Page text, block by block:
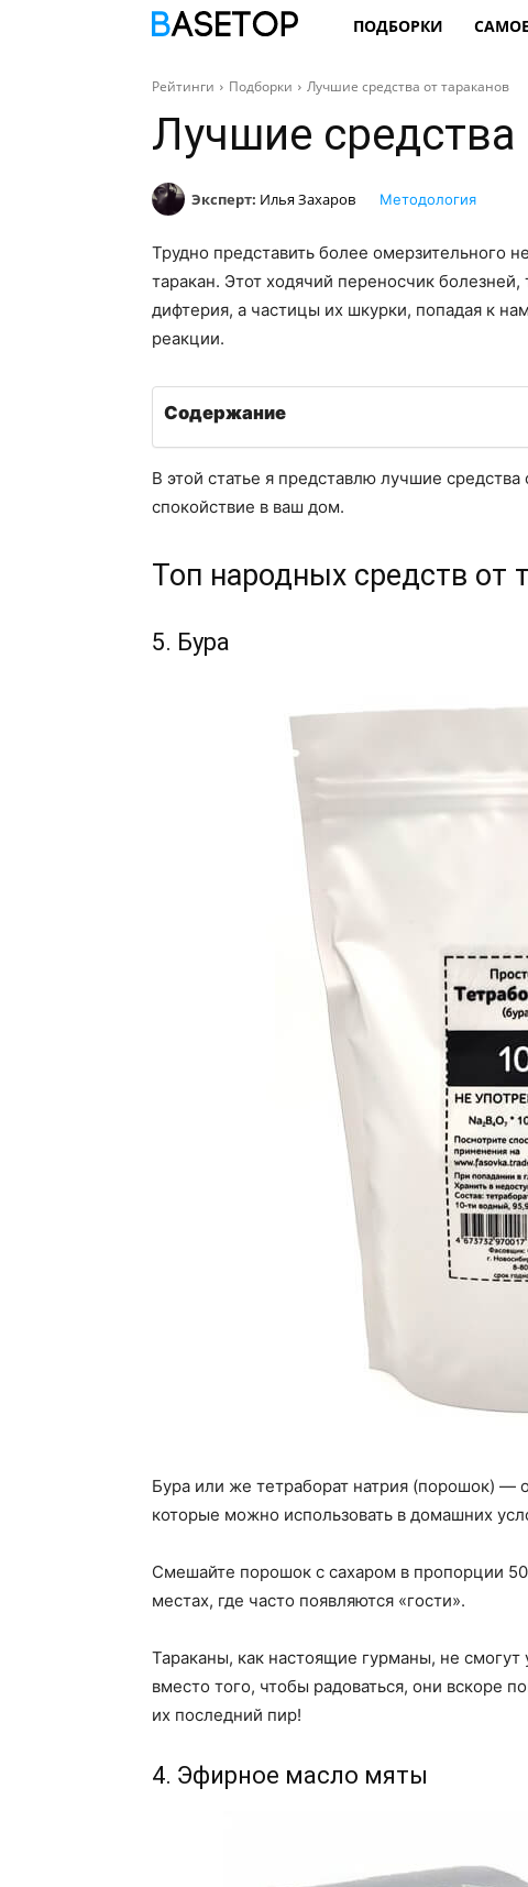
ПОДБОРКИ САМОЕ
Рейтинги Подборки Лучшие средства от тараканов
Лучшие средства
Эксперт: Илья Захаров Методология
Трудно представить более омерзительного
таракан. Этот ходячий переносчик болезней,
дифтерия, а частицы их шкурки, попадая к
реакции.
Содержание
В этой статье я представлю лучшие
спокойствие в ваш дом.
Топ народных средств от
5. Бура
Бура или же тетраборат натрия (порошок) —
которые можно использовать в домашних
Смешайте порошок с сахаром в пропорции
местах, где часто появляются «гости».
Тараканы, как настоящие гурманы, не
вместо того, чтобы радоваться, они вскоре
их последний пир!
4. Эфирное масло мяты